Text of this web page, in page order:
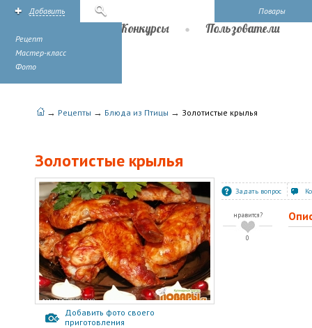
Повары
Добавить
Рецепт
Мастер-класс
Фото
Конкурсы Пользователи
→ Рецепты → Блюда из Птицы → Золотистые крылья
Золотистые крылья
Добавить фото своего
приготовления
Задать вопрос
нравится?
0